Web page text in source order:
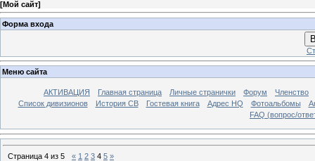
[Мой сайт]
Форма входа
Меню сайта
АКТИВАЦИЯ Главная страница Личные странички Форум
Членство
Список дивизионов
История СВ Гостевая книга Адрес HQ Фотоальбомы
FAQ (вопрос/
Страница 4 из 5 « 1 2 3 4 5 »